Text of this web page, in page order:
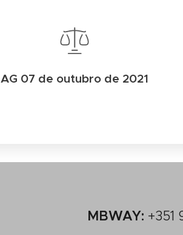
AG 07 de outubro de 2021
MBWAY: